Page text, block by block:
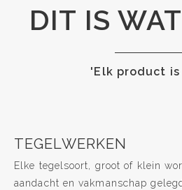
DIT IS
'Elk product is
TEGELWERKEN
Elke tegelsoort, groot of klein
aandacht en vakmanschap gelegd.